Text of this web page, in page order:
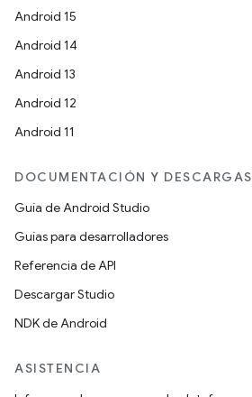
Android 15
Android 14
Android 13
Android 12
Android 11
DOCUMENTACIÓN Y DESCARGAS
Guía de Android Studio
Guías para desarrolladores
Referencia de API
Descargar Studio
NDK de Android
ASISTENCIA